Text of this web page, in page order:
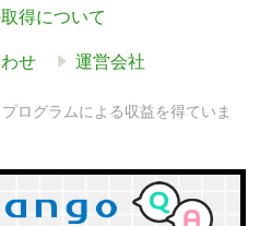
得について
せ 運営会社
ログラムによる収益を得ていま